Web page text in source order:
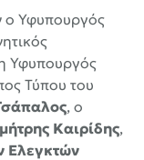
ο Υφυπουργός
Υφυπουργός
Τύπου του
, ο
Καιρίδης,
Ελεγκτών